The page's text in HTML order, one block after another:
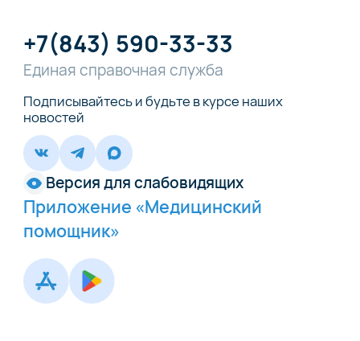
+7(843) 590-33-33
Единая справочная служба
Подписывайтесь и будьте в курсе наших
новостей
Версия для слабовидящих
Приложение «Медицинский
помощник»